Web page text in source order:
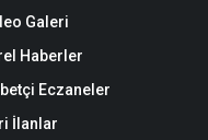
Galeri
Haberler
Eczaneler
İlanlar